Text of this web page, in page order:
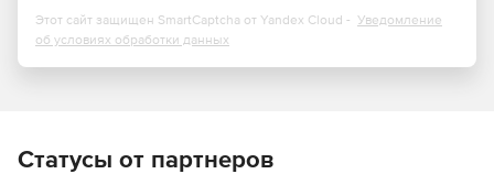
Этот сайт защищен SmartCaptcha от Yandex Cloud - Уведомление
об условиях обработки данных
Статусы от партнеров